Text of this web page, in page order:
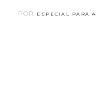
POR ESPECIAL PARA